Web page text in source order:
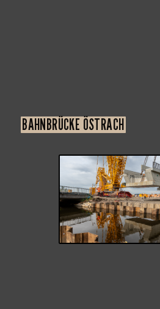
BAHNBRÜCKE ÖSTRACH